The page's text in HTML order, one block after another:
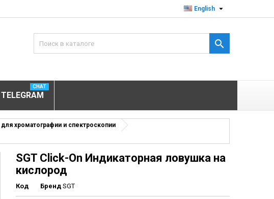
English 

CHAT
хроматографии и спектроскопии
SGT Click-On Индикаторная ловушка на
кислород
Код Бренд SGT